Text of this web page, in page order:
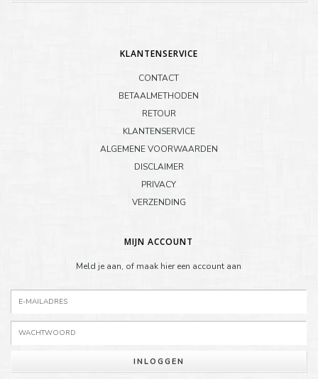
KLANTENSERVICE
CONTACT
BETAALMETHODEN
RETOUR
KLANTENSERVICE
ALGEMENE VOORWAARDEN
DISCLAIMER
PRIVACY
VERZENDING
MIJN ACCOUNT
Meld je aan, of maak hier een account aan
INLOGGEN